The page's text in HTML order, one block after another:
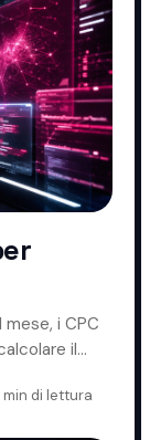
i CPC
il
min di lettura